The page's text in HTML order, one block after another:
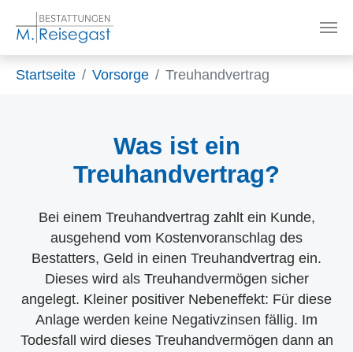
Startseite Vorsorge Treuhandvertrag
Was ist ein
Treuhandvertrag?
Bei einem Treuhandvertrag zahlt ein Kunde,
ausgehend vom Kostenvoranschlag des
Bestatters, Geld in einen Treuhandvertrag ein.
Dieses wird als Treuhandvermögen sicher
angelegt. Kleiner positiver Nebeneffekt: Für diese
Anlage werden keine Negativzinsen fällig. Im
Todesfall wird dieses Treuhandvermögen dann an